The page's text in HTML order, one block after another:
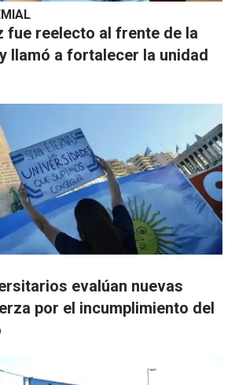
fue reelecto al frente de la
llamó a fortalecer la unidad
evalúan nuevas
por el incumplimiento del